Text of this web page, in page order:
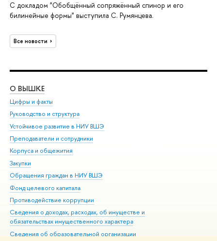
С докладом "Обобщённый сопряжённый спинор и его
билинейные формы" выступила С. Румянцева.
Все новости
О ВЫШКЕ
Цифры и факты
Руководство и структура
Устойчивое развитие в НИУ ВШЭ
Преподаватели и сотрудники
Корпуса и общежития
Закупки
Обращения граждан в НИУ ВШЭ
Фонд целевого капитала
Противодействие коррупции
Сведения о доходах, расходах, об имуществе и
обязательствах имущественного характера
Сведения об образовательной организации